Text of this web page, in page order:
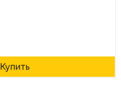
Купить